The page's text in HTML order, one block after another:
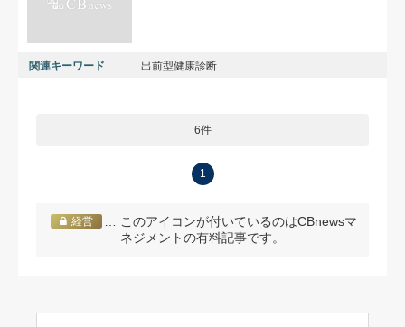
関連キーワード 出前型健康診断
6件
1
経営
… このアイコンが付いているのはCBnewsマ
ネジメントの有料記事です。